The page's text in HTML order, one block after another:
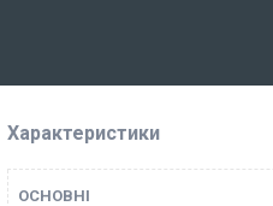
Характеристики
ОСНОВНІ